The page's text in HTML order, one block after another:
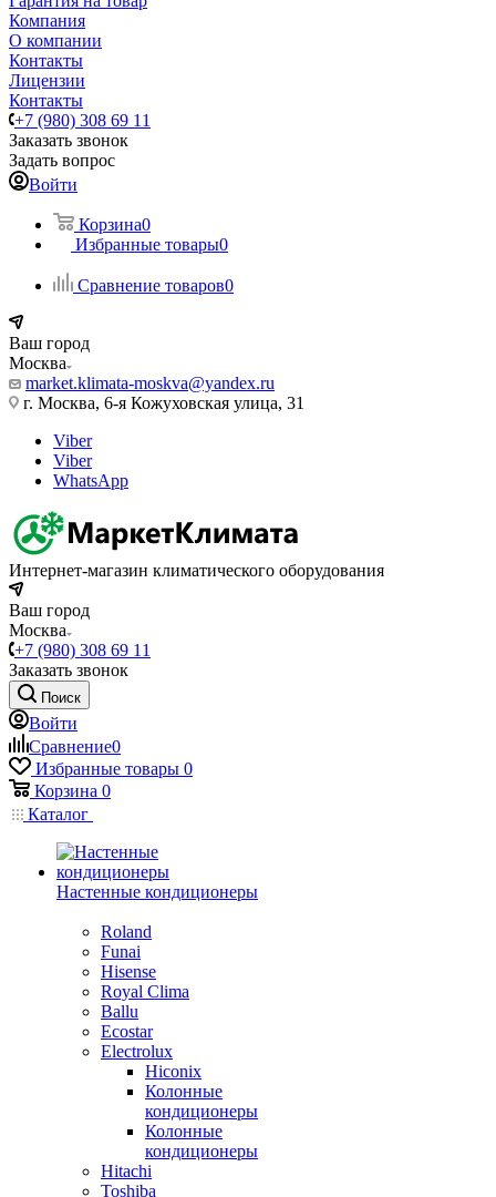
Компания
О компании
Контакты
Лицензии
Контакты
+7 (980) 308 69 11
Заказать звонок
Задать вопрос
Войти
Корзина0
Избранные товары0
Сравнение товаров0
Ваш город
Москва
market.klimata-moskva@yandex.ru
г. Москва, 6-я Кожуховская улица, 31
Viber
Viber
WhatsApp
Интернет-магазин климатического оборудования
Ваш город
Москва
+7 (980) 308 69 11
Заказать звонок
Поиск
Войти
Сравнение0
Избранные товары 0
Корзина 0
Каталог
Настенные кондиционеры
Roland
Funai
Hisense
Royal Clima
Ballu
Ecostar
Electrolux
Hiconix
Колонные
кондиционеры
Колонные
кондиционеры
Hitachi
Toshiba